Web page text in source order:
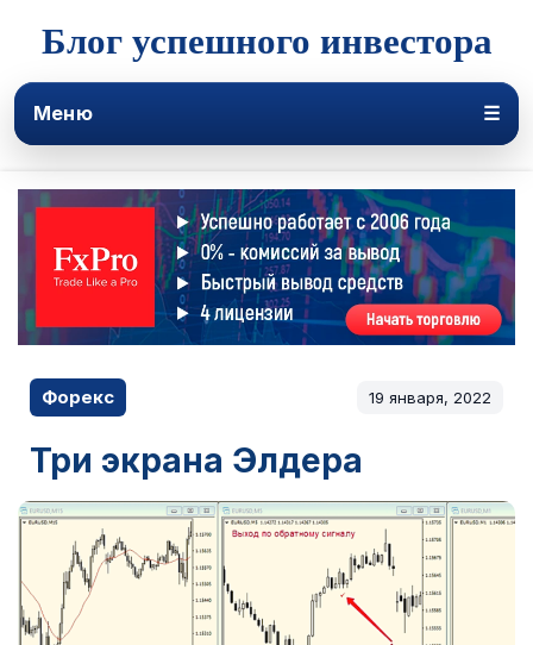
Блог успешного инвестора
Меню ☰
Форекс 19 января, 2022
Три экрана Элдера